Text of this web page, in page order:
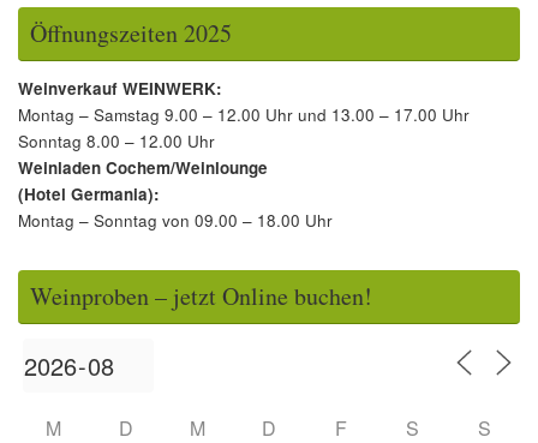
Öffnungszeiten 2025
Weinverkauf WEINWERK:
Montag – Samstag 9.00 – 12.00 Uhr und 13.00 – 17.00 Uhr
Sonntag 8.00 – 12.00 Uhr
Weinladen Cochem/Weinlounge
(Hotel Germania):
Montag – Sonntag von 09.00 – 18.00 Uhr
Weinproben – jetzt Online buchen!
M D M D F S S